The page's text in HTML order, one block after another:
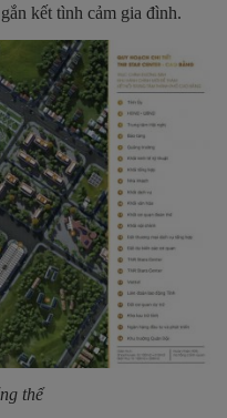
kết tình cảm gia đình.
thể